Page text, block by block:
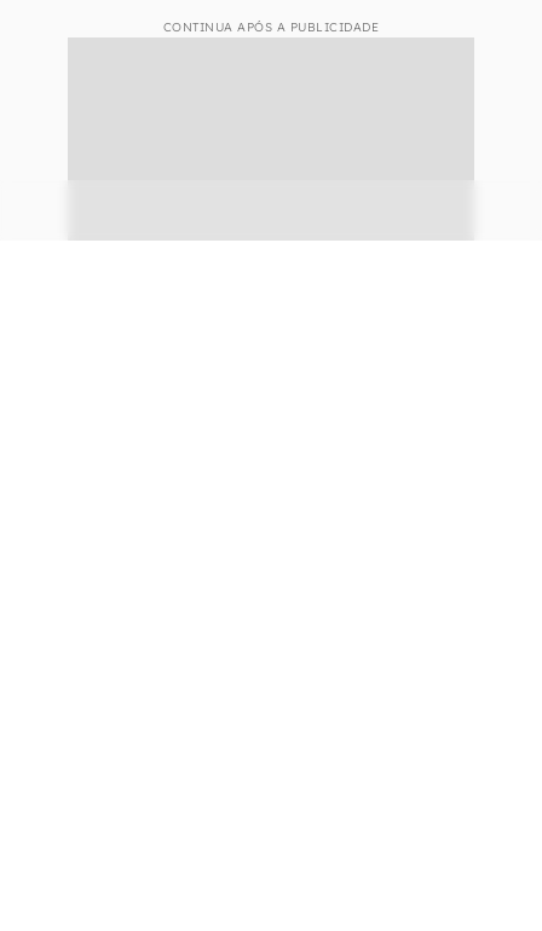
CONTINUA APÓS A PUBLICIDADE